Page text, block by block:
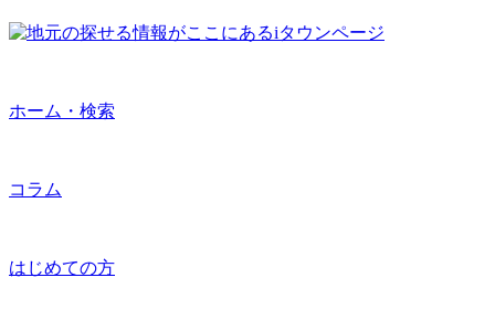
ホーム・検索
コラム
はじめての方